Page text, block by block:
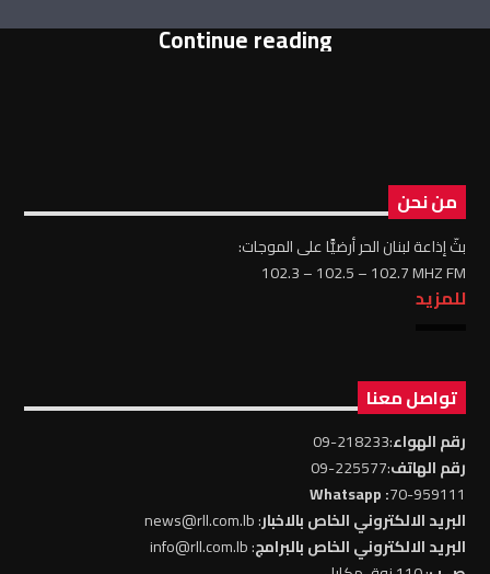
Continue reading
من نحن
بثّ إذاعة لبنان الحر أرضيًّا على الموجات:
102.3 – 102.5 – 102.7 MHZ FM
للمزيد
تواصل معنا
رقم الهواء:218233-09
رقم الهاتف:225577-09
70-959111
: Whatsapp
البريد الالكتروني الخاص بالاخبار: news@rll.com.lb
البريد الالكتروني الخاص بالبرامج: info@rll.com.lb